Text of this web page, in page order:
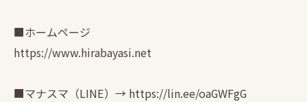
■ホームページ
https://www.hirabayasi.net
■マナスマ（LINE）→ https://lin.ee/oaGWFgG